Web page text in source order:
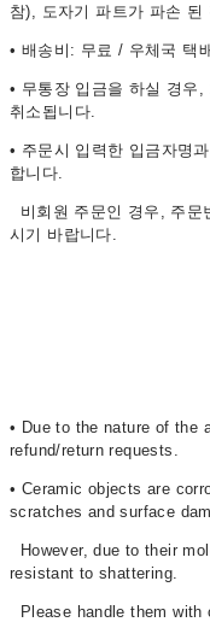
참), 도자기 파트가 파손 된
• 배송비: 무료 / 우체국 택
• 무통장 입금을 하실 경우
취소됩니다.
• 주문시 입력한 입금자명
합니다.
비회원 주문인 경우, 주문
시기 바랍니다.
• Due to the nature of the
refund/return requests.
• Ceramic objects are
scratches and surface
However, due to their
resistant to shattering.
Please handle them with